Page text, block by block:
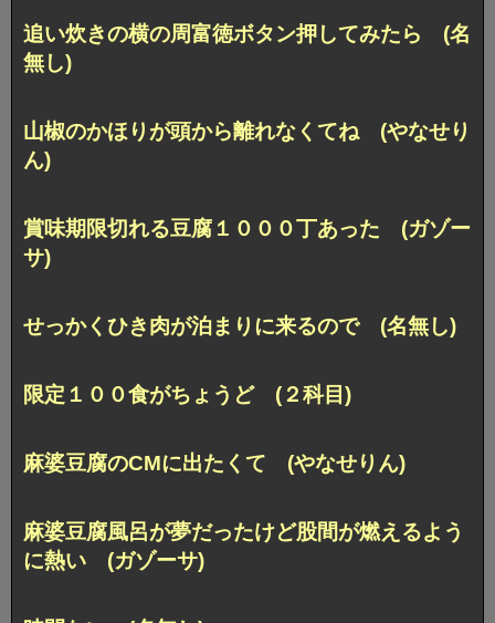
追い炊きの横の周富徳ボタン押してみたら (名
無し)
山椒のかほりが頭から離れなくてね (やなせり
ん)
賞味期限切れる豆腐１０００丁あった (ガゾー
サ)
せっかくひき肉が泊まりに来るので (名無し)
限定１００食がちょうど (２科目)
麻婆豆腐のCMに出たくて (やなせりん)
麻婆豆腐風呂が夢だったけど股間が燃えるよう
に熱い (ガゾーサ)